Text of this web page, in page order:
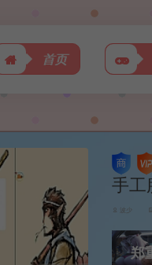
首页
手工
波少
郑